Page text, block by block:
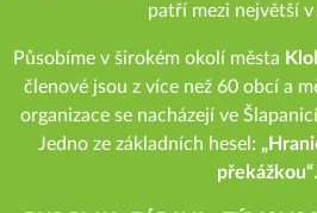
patří mezi největší v
Působíme v širokém okolí města
členové jsou z více než 60 obcí a
organizace se nacházejí ve
Jedno ze základních hesel:
překážkou“.